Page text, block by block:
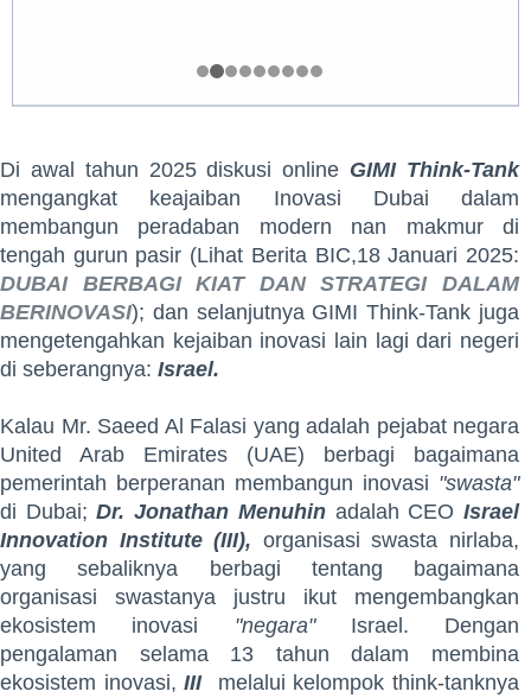
Di awal tahun 2025 diskusi online GIMI Think-Tank
mengangkat keajaiban Inovasi Dubai dalam
membangun peradaban modern nan makmur di
tengah gurun pasir (Lihat Berita BIC,18 Januari 2025:
DUBAI BERBAGI KIAT DAN STRATEGI DALAM
BERINOVASI); dan selanjutnya GIMI Think-Tank juga
mengetengahkan kejaiban inovasi lain lagi dari negeri
di seberangnya: Israel.
Kalau Mr. Saeed Al Falasi yang adalah pejabat negara
United Arab Emirates (UAE) berbagi bagaimana
pemerintah berperanan membangun inovasi "swasta"
di Dubai;Dr. Jonathan Menuhinadalah CEOIsrael
Innovation Institute (III), organisasi swasta nirlaba,
yang sebaliknya berbagi tentang bagaimana
organisasi swastanya justru ikut mengembangkan
ekosistem inovasi "negara"Israel. Dengan
pengalaman selama 13 tahun dalam membina
ekosistem inovasi,III melalui kelompok think-tanknya